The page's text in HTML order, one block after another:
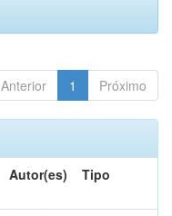
Anterior 1 Próximo
Autor(es) Tipo